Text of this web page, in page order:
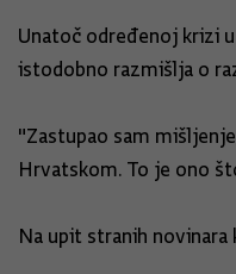
Unatoč određenoj krizi
istodobno razmišlja o
"Zastupao sam
Hrvatskom. To je ono
Na upit stranih